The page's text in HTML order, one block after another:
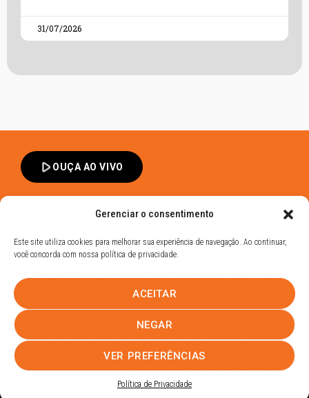
Gerenciar o consentimento
Este site utiliza cookies para melhorar sua experiência de navegação. Ao continuar,
você concorda com nossa política de privacidade.
ACEITAR
NEGAR
VER PREFERÊNCIAS
Política de Privacidade
31/07/2026
play_arrowOUÇA AO VIVO
Política de Privacidade
UHOST
PROMOÇÕESEQUIPENOTÍCIASCONTATO